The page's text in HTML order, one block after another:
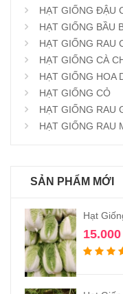
HẠT GIỐNG ĐẬU
HẠT GIỐNG BẦU
HẠT GIỐNG RAU
HẠT GIỐNG CÀ
HẠT GIỐNG HOA
HẠT GIỐNG CỎ
HẠT GIỐNG RAU
HẠT GIỐNG RAU
SẢN PHẨM MỚI
Hạt
15.000